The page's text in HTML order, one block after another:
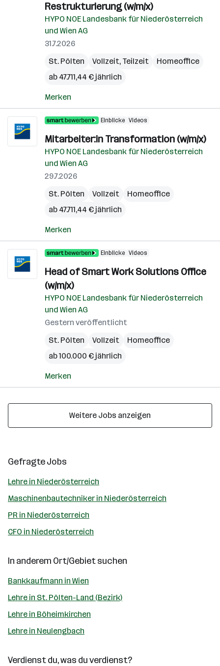
Restrukturierung (w/m/x)
HYPO NOE Landesbank für Niederösterreich
und Wien AG
31.7.2026
St. Pölten
Vollzeit, Teilzeit
Homeoffice
ab 47.711,44 € jährlich
Merken
Einblicke Videos
Mitarbeiter:in Transformation (w/m/x)
HYPO NOE Landesbank für Niederösterreich
und Wien AG
29.7.2026
St. Pölten
Vollzeit
Homeoffice
ab 47.711,44 € jährlich
Merken
Einblicke Videos
Head of Smart Work Solutions Office
(w/m/x)
HYPO NOE Landesbank für Niederösterreich
und Wien AG
Gestern veröffentlicht
St. Pölten
Vollzeit
Homeoffice
ab 100.000 € jährlich
Merken
Weitere Jobs anzeigen
Gefragte Jobs
Lehre in Niederösterreich
Maschinenbautechniker in Niederösterreich
PR in Niederösterreich
CFO in Niederösterreich
In anderem Ort/Gebiet suchen
Bankkaufmann in Wien
Lehre in St. Pölten-Land (Bezirk)
Lehre in Böheimkirchen
Lehre in Neulengbach
Verdienst du, was du verdienst?